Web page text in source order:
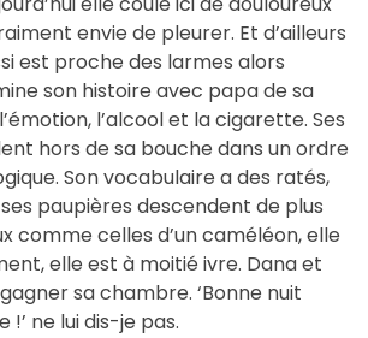
envie de pleurer. Et d’ailleurs
est proche des larmes alors
son histoire avec papa de sa
l’alcool et la cigarette. Ses
hors de sa bouche dans un ordre
Son vocabulaire a des ratés,
paupières descendent de plus
comme celles d’un caméléon, elle
elle est à moitié ivre. Dana et
sa chambre. ‘Bonne nuit
!’ ne lui dis-je pas.